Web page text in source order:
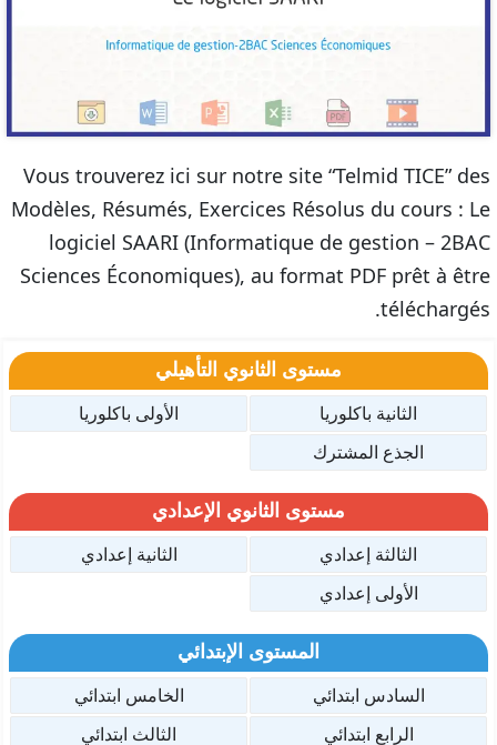
Vous trouverez ici sur notre site “Telmid TICE” des
Modèles, Résumés, Exercices Résolus du cours : Le
logiciel SAARI (Informatique de gestion – 2BAC
Sciences Économiques), au format PDF prêt à être
téléchargés.
مستوى الثانوي التأهيلي
الثانية باكلوريا
الأولى باكلوريا
الجذع المشترك
مستوى الثانوي الإعدادي
الثالثة إعدادي
الثانية إعدادي
الأولى إعدادي
المستوى الإبتدائي
السادس ابتدائي
الخامس ابتدائي
الرابع ابتدائي
الثالث ابتدائي